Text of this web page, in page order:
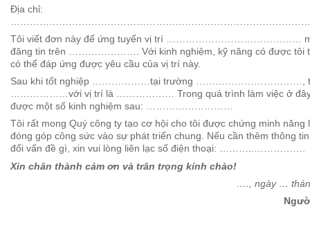
Địa chỉ:
Tôi viết đơn này để ứng tuyển vị trí ……………………………………
đăng tin trên …………………. Với kinh nghiệm, kỹ năng có được tôi
có thể đáp ứng được yêu cầu của vị trí này.
Sau khi tốt nghiệp ………………tại trường ……………………………, tôi
………………với vị trí là ……………… Trong quá trình làm việc ở đây
được một số kinh nghiệm sau: ………………………
Tôi rất mong Quý công ty tạo cơ hội cho tôi được chứng minh năng
đóng góp công sức vào sự phát triển chung. Nếu cần thêm thông
đổi vấn đề gì, xin vui lòng liên lạc số điện thoại: ………..…………….
Xin chân thành cảm ơn và trân trọng kính chào!
…, ngày …